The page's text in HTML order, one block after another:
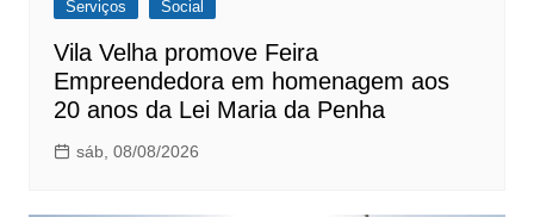
Serviços
Social
Vila Velha promove Feira
Empreendedora em homenagem aos
20 anos da Lei Maria da Penha
sáb, 08/08/2026